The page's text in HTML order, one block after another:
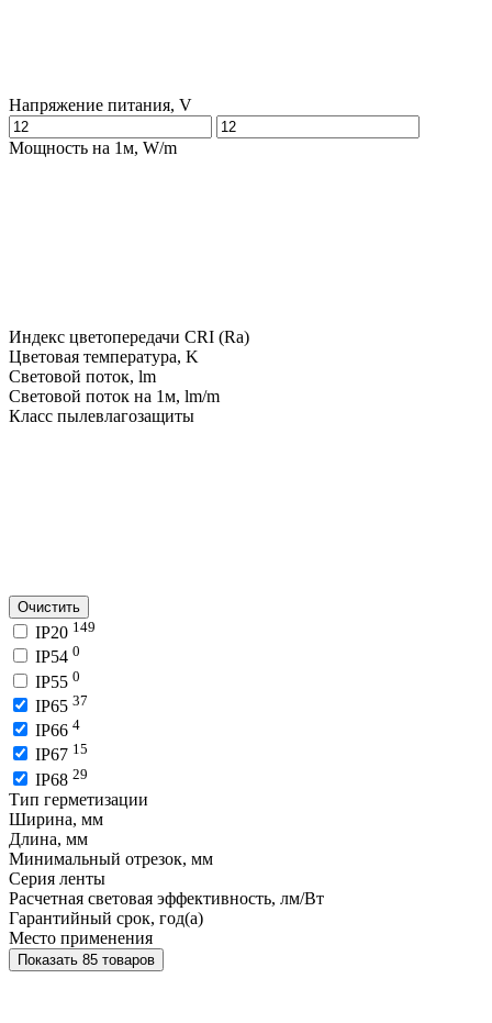
Напряжение питания, V
Мощность на 1м, W/m
Индекс цветопередачи CRI (Ra)
Цветовая температура, K
Световой поток, lm
Световой поток на 1м, lm/m
Класс пылевлагозащиты
Очистить
IP20 149
IP54 0
IP55 0
IP65 37
IP66 4
IP67 15
IP68 29
Тип герметизации
Ширина, мм
Длина, мм
Минимальный отрезок, мм
Серия ленты
Расчетная световая эффективность, лм/Вт
Гарантийный срок, год(а)
Место применения
Показать 85 товаров